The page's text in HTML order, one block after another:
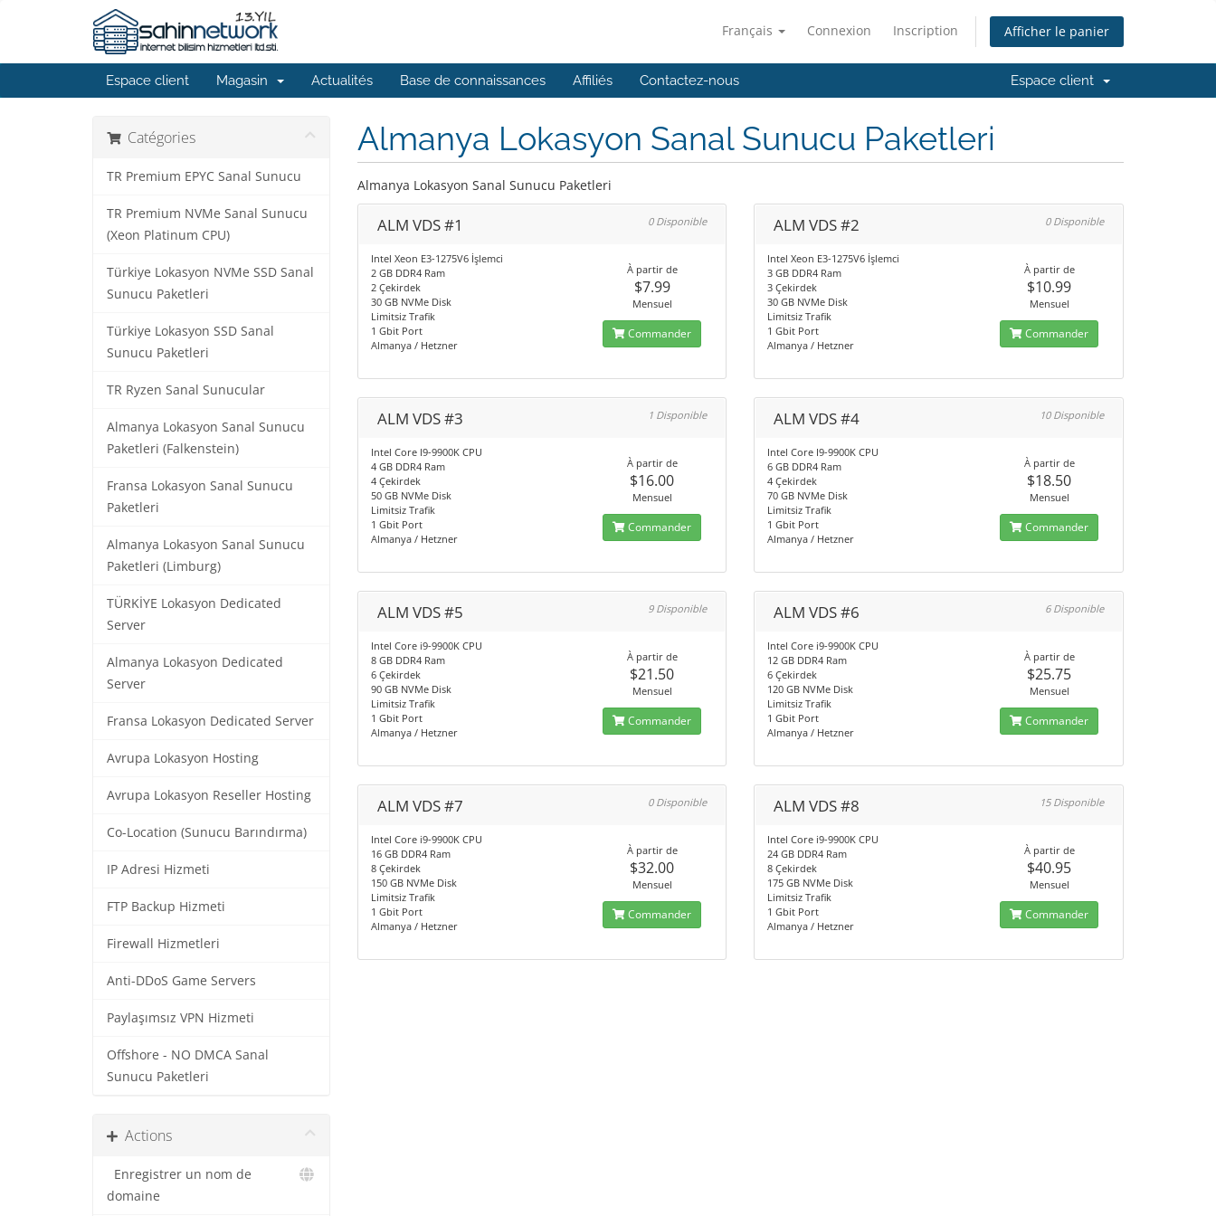
Français Connexion Inscription Afficher le panier
Espace client Magasin Actualités Base de connaissances Affiliés Contactez-nous Espace client
Catégories
TR Premium EPYC Sanal Sunucu
TR Premium NVMe Sanal Sunucu
(Xeon Platinum CPU)
Türkiye Lokasyon NVMe SSD Sanal
Sunucu Paketleri
Türkiye Lokasyon SSD Sanal
Sunucu Paketleri
TR Ryzen Sanal Sunucular
Almanya Lokasyon Sanal Sunucu
Paketleri (Falkenstein)
Fransa Lokasyon Sanal Sunucu
Paketleri
Almanya Lokasyon Sanal Sunucu
Paketleri (Limburg)
TÜRKİYE Lokasyon Dedicated
Server
Almanya Lokasyon Dedicated
Server
Fransa Lokasyon Dedicated Server
Avrupa Lokasyon Hosting
Avrupa Lokasyon Reseller Hosting
Co-Location (Sunucu Barındırma)
IP Adresi Hizmeti
FTP Backup Hizmeti
Firewall Hizmetleri
Anti-DDoS Game Servers
Paylaşımsız VPN Hizmeti
Offshore - NO DMCA Sanal
Sunucu Paketleri
Actions
Enregistrer un nom de
domaine
Almanya Lokasyon Sanal Sunucu Paketleri
Almanya Lokasyon Sanal Sunucu Paketleri
ALM VDS #1 0 Disponible
Intel Xeon E3-1275V6 İşlemci
2 GB DDR4 Ram
2 Çekirdek
30 GB NVMe Disk
Limitsiz Trafik
1 Gbit Port
Almanya / Hetzner
À partir de
$7.99
Mensuel
Commander
ALM VDS #2 0 Disponible
Intel Xeon E3-1275V6 İşlemci
3 GB DDR4 Ram
3 Çekirdek
30 GB NVMe Disk
Limitsiz Trafik
1 Gbit Port
Almanya / Hetzner
À partir de
$10.99
Mensuel
Commander
ALM VDS #3 1 Disponible
Intel Core I9-9900K CPU
4 GB DDR4 Ram
4 Çekirdek
50 GB NVMe Disk
Limitsiz Trafik
1 Gbit Port
Almanya / Hetzner
À partir de
$16.00
Mensuel
Commander
ALM VDS #4 10 Disponible
Intel Core I9-9900K CPU
6 GB DDR4 Ram
4 Çekirdek
70 GB NVMe Disk
Limitsiz Trafik
1 Gbit Port
Almanya / Hetzner
À partir de
$18.50
Mensuel
Commander
ALM VDS #5 9 Disponible
Intel Core i9-9900K CPU
8 GB DDR4 Ram
6 Çekirdek
90 GB NVMe Disk
Limitsiz Trafik
1 Gbit Port
Almanya / Hetzner
À partir de
$21.50
Mensuel
Commander
ALM VDS #6 6 Disponible
Intel Core i9-9900K CPU
12 GB DDR4 Ram
6 Çekirdek
120 GB NVMe Disk
Limitsiz Trafik
1 Gbit Port
Almanya / Hetzner
À partir de
$25.75
Mensuel
Commander
ALM VDS #7 0 Disponible
Intel Core i9-9900K CPU
16 GB DDR4 Ram
8 Çekirdek
150 GB NVMe Disk
Limitsiz Trafik
1 Gbit Port
Almanya / Hetzner
À partir de
$32.00
Mensuel
Commander
ALM VDS #8 15 Disponible
Intel Core i9-9900K CPU
24 GB DDR4 Ram
8 Çekirdek
175 GB NVMe Disk
Limitsiz Trafik
1 Gbit Port
Almanya / Hetzner
À partir de
$40.95
Mensuel
Commander